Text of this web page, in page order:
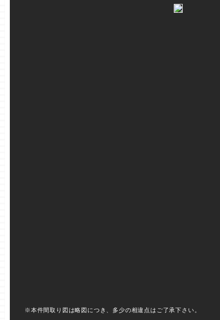
※本件間取り図は略図につき、多少の相違点はご了承下さい。